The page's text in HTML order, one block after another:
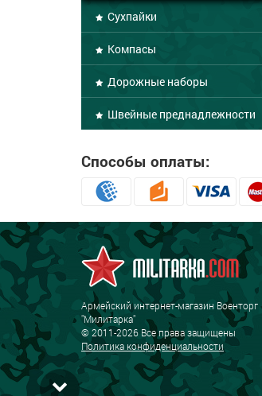
Сухпайки
Компасы
Дорожные наборы
Швейные преднадлежности
Способы оплаты:
Армейский интернет-магазин Военторг
"Милитарка"
© 2011-2026 Все права защищены
Политика конфиденциальности